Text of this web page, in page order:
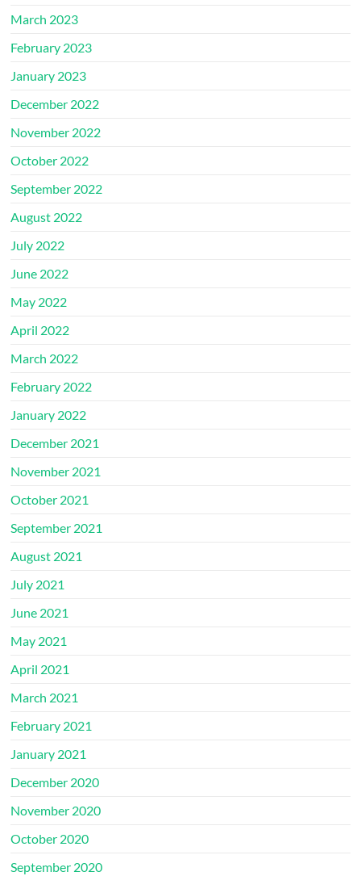
March 2023
February 2023
January 2023
December 2022
November 2022
October 2022
September 2022
August 2022
July 2022
June 2022
May 2022
April 2022
March 2022
February 2022
January 2022
December 2021
November 2021
October 2021
September 2021
August 2021
July 2021
June 2021
May 2021
April 2021
March 2021
February 2021
January 2021
December 2020
November 2020
October 2020
September 2020